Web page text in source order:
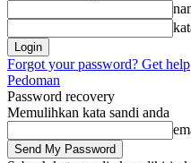
Forgot your password? Get help
Pedoman
Password recovery
Memulihkan kata sandi anda